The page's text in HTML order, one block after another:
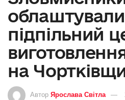
облаштували
підпільний
на
Автор Ярослава Світла